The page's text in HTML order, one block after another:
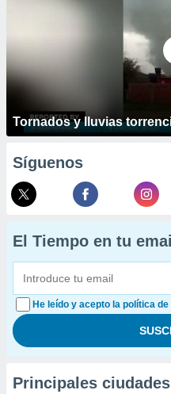
Tornados y lluvias
Síguenos
El Tiempo en tu email
He leído y acepto la política
Principales ciudades